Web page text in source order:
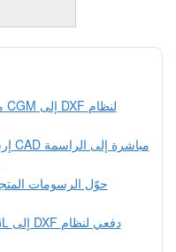
تحويل DXF إلى PLT — إرسال رسومات CAD مباشرة إلى الراسمة